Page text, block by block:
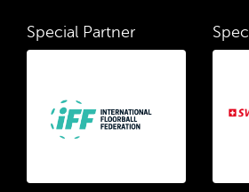
Special Partner